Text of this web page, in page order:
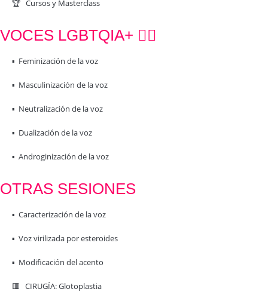
🏆 Cursos y Masterclass
VOCES LGBTQIA+ 🏳️‍🌈
▪️ Feminización de la voz
▪️ Masculinización de la voz
▪️ Neutralización de la voz
▪️ Dualización de la voz
▪️ Androginización de la voz
OTRAS SESIONES
▪️ Caracterización de la voz
▪️ Voz virilizada por esteroides
▪️ Modificación del acento
🟥 CIRUGÍA: Glotoplastia